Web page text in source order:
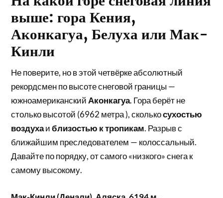
выше: гора Кения,
Аконкагуа, Белуха или Мак-
Кинли
Не поверите, но в этой четвёрке абсолютный
рекордсмен по высоте снеговой границы —
южноамериканский Аконкагуа. Гора берёт не
столько высотой (6962 метра ), сколькосухостью
воздухаиблизостью к тропикам. Разрыв с
ближайшим преследователем — колоссальный.
Давайте по порядку, от самого «низкого» снега к
самому высокому.